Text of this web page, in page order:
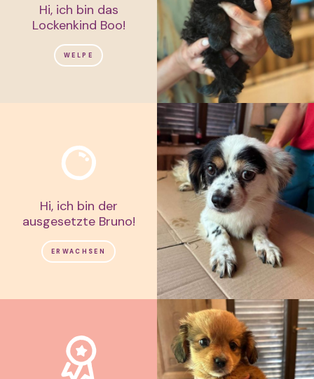
Hi, ich bin das
Lockenkind Boo!
WELPE
Hi, ich bin der
ausgesetzte Bruno!
ERWACHSEN